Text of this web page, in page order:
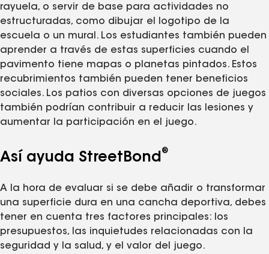
rayuela, o servir de base para actividades no
estructuradas, como dibujar el logotipo de la
escuela o un mural. Los estudiantes también pueden
aprender a través de estas superficies cuando el
pavimento tiene mapas o planetas pintados. Estos
recubrimientos también pueden tener beneficios
sociales. Los patios con diversas opciones de juegos
también podrían contribuir a reducir las lesiones y
aumentar la participación en el juego.
Así ayuda StreetBond®
A la hora de evaluar si se debe añadir o transformar
una superficie dura en una cancha deportiva, debes
tener en cuenta tres factores principales: los
presupuestos, las inquietudes relacionadas con la
seguridad y la salud, y el valor del juego.